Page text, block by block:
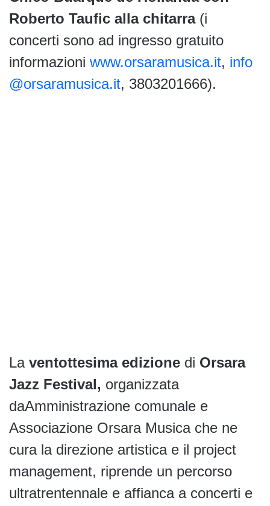
Roberto Taufic alla chitarra(i
concerti sono ad ingresso gratuito
informazioni www.orsaramusica.it, info
@orsaramusica.it, 3803201666).
La ventottesima edizione di Orsara
Jazz Festival, organizzata
daAmministrazione comunale e
Associazione Orsara Musica che ne
cura la direzione artistica e il project
management, riprende un percorso
ultratrentennale e affianca a concerti e